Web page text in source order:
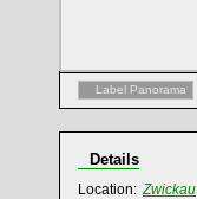
Label Panorama
Details
Location: Zwickau